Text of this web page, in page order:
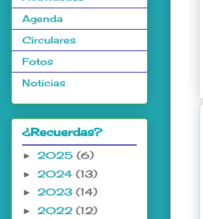
Agenda
Circulares
Fotos
Noticias
¿Recuerdas?
► 2025 (6)
► 2024 (13)
► 2023 (14)
► 2022 (12)